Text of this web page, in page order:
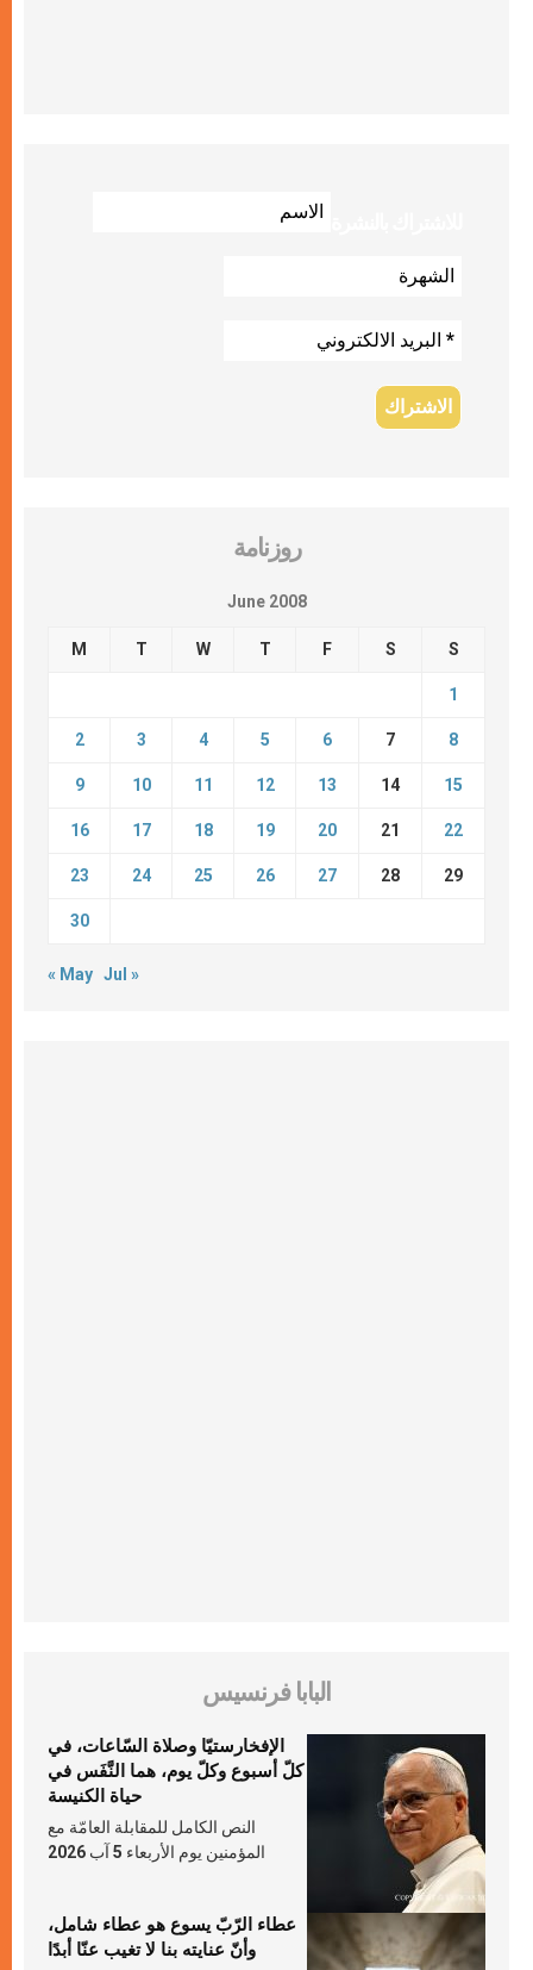
روزنامة
June 2008
M T W T F S S
1
2 3 4 5 6 7 8
9 10 11 12 13 14 15
16 17 18 19 20 21 22
23 24 25 26 27 28 29
30
« May Jul »
البابا فرنسيس
الإفخارستيّا وصلاة السّاعات، في
كلّ أسبوع وكلّ يوم، هما النَّفَس في
حياة الكنيسة
النص الكامل للمقابلة العامّة مع
المؤمنين يوم الأربعاء 5 آب 2026
عطاء الرّبّ يسوع هو عطاء شامل،
وأنّ عنايته بنا لا تغيب عنّا أبدًا